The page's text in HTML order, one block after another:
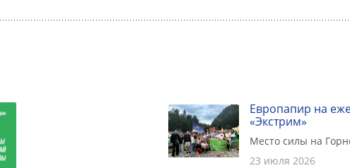
Европапир на
«Экстрим»
Место силы на
23 июля 2026